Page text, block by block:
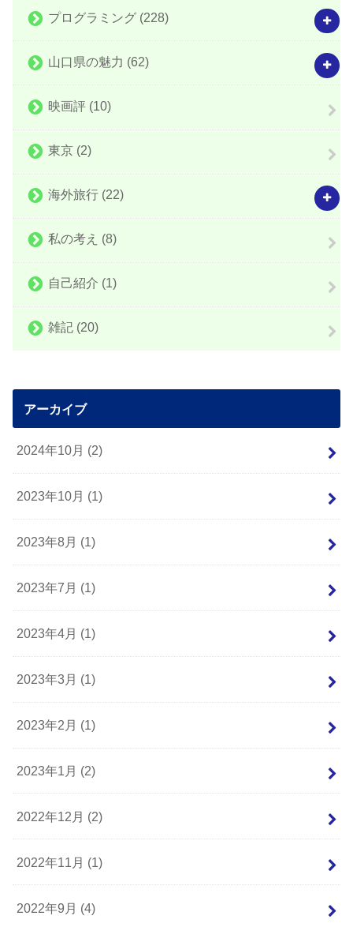
プログラミング (228)
山口県の魅力 (62)
映画評 (10)
東京 (2)
海外旅行 (22)
私の考え (8)
自己紹介 (1)
雑記 (20)
アーカイブ
2024年10月 (2)
2023年10月 (1)
2023年8月 (1)
2023年7月 (1)
2023年4月 (1)
2023年3月 (1)
2023年2月 (1)
2023年1月 (2)
2022年12月 (2)
2022年11月 (1)
2022年9月 (4)